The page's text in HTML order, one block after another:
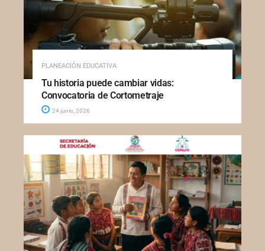
PLANEACIÓN EDUCATIVA
Tu historia puede cambiar vidas:
Convocatoria de Cortometraje
24 junio, 2026